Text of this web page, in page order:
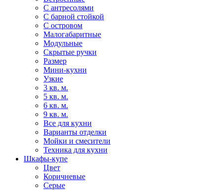
С антресолями
С барной стойкой
С островом
Малогабаритные
Модульные
Скрытые ручки
Размер
Мини-кухни
Узкие
3 кв. м.
5 кв. м.
6 кв. м.
9 кв. м.
Все для кухни
Варианты отделки
Мойки и смесители
Техника для кухни
Шкафы-купе
Цвет
Коричневые
Серые